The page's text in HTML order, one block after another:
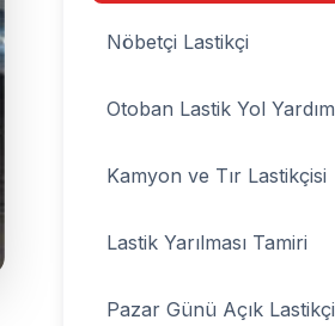
Nöbetçi Lastikçi
Otoban Lastik Yol Yardım
Kamyon ve Tır Lastikçisi
Lastik Yarılması Tamiri
Pazar Günü Açık Lastikçi